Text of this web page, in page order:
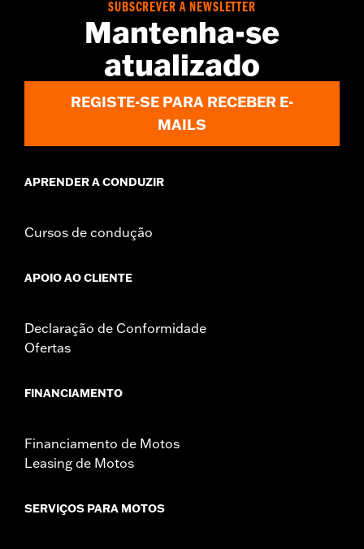
SUBSCREVER A NEWSLETTER
Mantenha-se
atualizado
REGISTE-SE PARA RECEBER E-
MAILS
APRENDER A CONDUZIR
Cursos de condução
APOIO AO CLIENTE
Declaração de Conformidade
Ofertas
FINANCIAMENTO
Financiamento de Motos
Leasing de Motos
SERVIÇOS PARA MOTOS